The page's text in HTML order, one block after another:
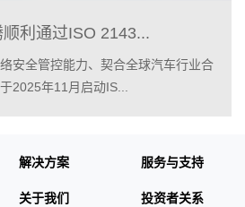
顺利通过ISO 2143...
安全管控能力、契合全球汽车行业合
2025年11月启动IS...
解决方案 服务与支持
关于我们 投资者关系